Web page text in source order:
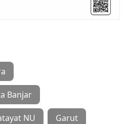
Banjar
NU Garut